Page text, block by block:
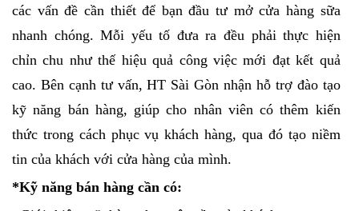
các vấn đề cần thiết để bạn đầu tư mở cửa hàng sữa
nhanh chóng. Mỗi yếu tố đưa ra đều phải thực hiện
chỉn chu như thế hiệu quả công việc mới đạt kết quả
cao. Bên cạnh tư vấn, HT Sài Gòn nhận hỗ trợ đào tạo
kỹ năng bán hàng, giúp cho nhân viên có thêm kiến
thức trong cách phục vụ khách hàng, qua đó tạo niềm
tin của khách với cửa hàng của mình.
*Kỹ năng bán hàng cần có: